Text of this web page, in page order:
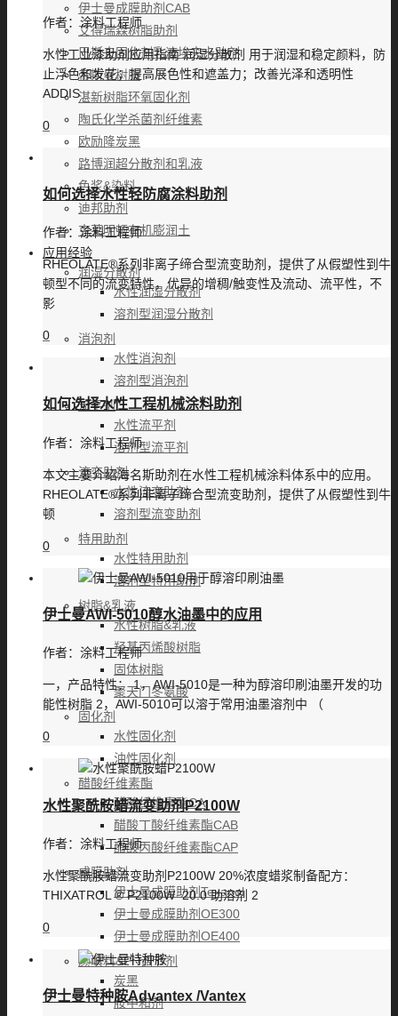
伊士曼成膜助剂CAB
艾得瑞森树脂助剂
巴斯夫固化剂乳液埃夫卡助剂
帝斯曼树脂
湛新树脂环氧固化剂
陶氏化学杀菌剂纤维素
欧励隆炭黑
路博润超分散剂和乳液
色浆&染料
迪邦助剂
克莱明顿有机膨润土
应用经验
润湿分散剂
水性润湿分散剂
溶剂型润湿分散剂
消泡剂
水性消泡剂
溶剂型消泡剂
流平剂
水性流平剂
溶剂型流平剂
流变助剂
水性流变助剂
溶剂型流变助剂
特用助剂
水性特用助剂
溶剂型特用助剂
树脂&乳液
水性树脂&乳液
羟基丙烯酸树脂
固体树脂
聚天门冬氨酸
固化剂
水性固化剂
油性固化剂
醋酸纤维素酯
醋酸纤维素酯CA
醋酸丁酸纤维素酯CAB
醋酸丙酸纤维素酯CAP
成膜助剂
伊士曼成膜助剂Texanol
伊士曼成膜助剂OE300
伊士曼成膜助剂OE400
颜填料&PH调节剂
炭黑
胺中和剂
作者： 涂料工程师
水性工业漆助剂应用指南 润湿分散剂 用于润湿和稳定颜料，防
止浮色和发花；提高展色性和遮盖力；改善光泽和透明性
ADDIS
0
如何选择水性轻防腐涂料助剂
作者：涂料工程师
RHEOLATE®系列非离子缔合型流变助剂，提供了从假塑性到牛
顿型不同的流变特性，优异的增稠/触变性及流动、流平性，不
影
0
如何选择水性工程机械涂料助剂
作者： 涂料工程师
本文主要介绍海名斯助剂在水性工程机械涂料体系中的应用。
RHEOLATE®系列非离子缔合型流变助剂，提供了从假塑性到牛
顿
0
伊士曼AWI-5010醇水油墨中的应用
作者： 涂料工程师
一，产品特性： 1，AWI-5010是一种为醇溶印刷油墨开发的功
能性树脂 2，AWI-5010可以溶于常用油墨溶剂中 （
0
水性聚酰胺蜡流变助剂P2100W
作者： 涂料工程师
水性聚酰胺蜡流变助剂P2100W 20%浓度蜡浆制备配方：
THIXATROL ® P2100W 20.0 助溶剂 2
0
伊士曼特种胺Advantex /Vantex